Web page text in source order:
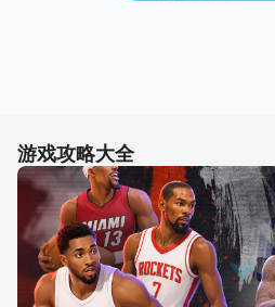
游戏攻略大全